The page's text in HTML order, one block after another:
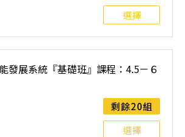
選擇
與系統性訓練，幫助孩子在挑戰中提升體
為身心發展奠定堅實基礎！
發展系統『基礎班』課程：4.5－６
剩餘20組
選擇